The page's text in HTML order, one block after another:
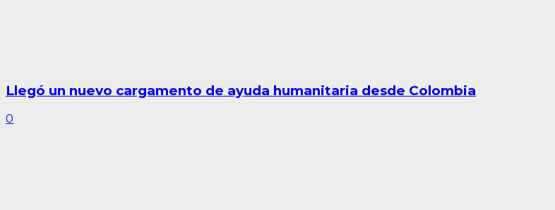
Llegó un nuevo cargamento de ayuda humanitaria desde Colombia
0